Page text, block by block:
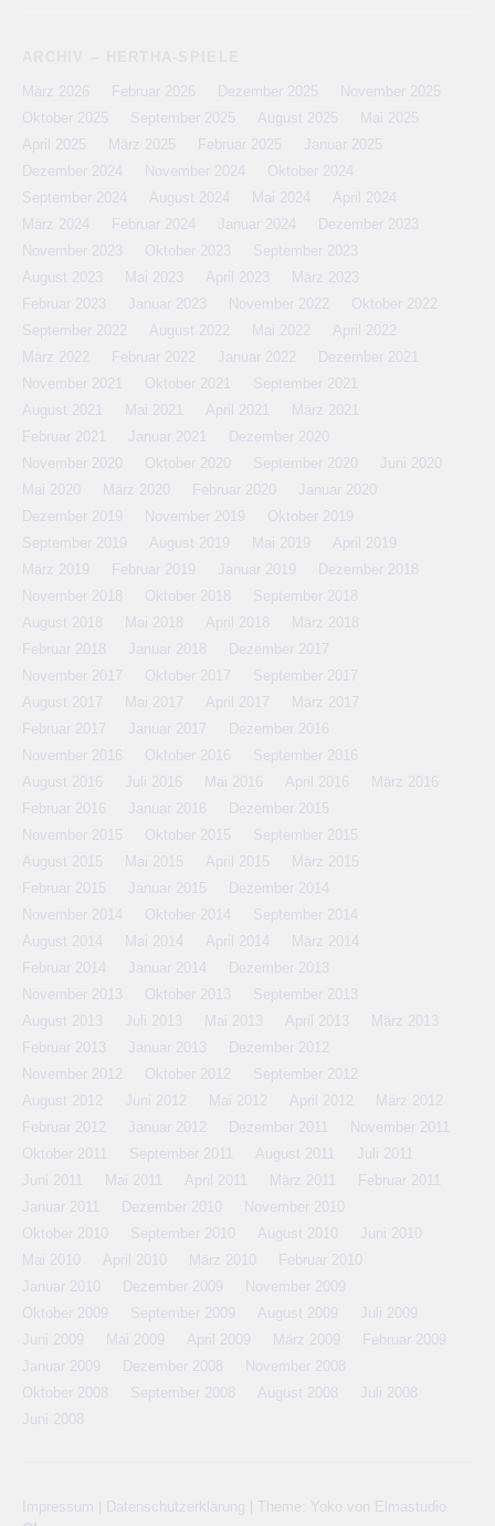
März 2026 Februar 2026 Dezember 2025
November 2025
Oktober 2025
September 2025 August 2025
Mai 2025
April 2025
März 2025 Februar 2025
Januar 2025
Dezember 2024
November 2024
Oktober 2024
September 2024
August 2024 Mai 2024
April 2024
März 2024
Februar 2024 Januar 2024
Dezember 2023
November 2023
Oktober 2023
September 2023
August 2023
Mai 2023 April 2023
März 2023
Februar 2023
Januar 2023 November 2022
Oktober 2022
September 2022
August 2022 Mai 2022
April 2022
März 2022
Februar 2022 Januar 2022
Dezember 2021
November 2021
Oktober 2021
September 2021
August 2021
Mai 2021 April 2021
März 2021
Februar 2021
Januar 2021
Dezember 2020
November 2020
Oktober 2020 September 2020
Juni 2020
Mai 2020
März 2020 Februar 2020
Januar 2020
Dezember 2019
November 2019
Oktober 2019
September 2019
August 2019 Mai 2019
April 2019
März 2019
Februar 2019 Januar 2019
Dezember 2018
November 2018
Oktober 2018
September 2018
August 2018
Mai 2018 April 2018
März 2018
Februar 2018
Januar 2018
Dezember 2017
November 2017
Oktober 2017
September 2017
August 2017
Mai 2017 April 2017
März 2017
Februar 2017
Januar 2017
Dezember 2016
November 2016
Oktober 2016
September 2016
August 2016
Juli 2016 Mai 2016 April 2016
März 2016
Februar 2016
Januar 2016
Dezember 2015
November 2015
Oktober 2015
September 2015
August 2015
Mai 2015 April 2015
März 2015
Februar 2015
Januar 2015
Dezember 2014
November 2014
Oktober 2014
September 2014
August 2014
Mai 2014 April 2014
März 2014
Februar 2014
Januar 2014
Dezember 2013
November 2013
Oktober 2013
September 2013
August 2013
Juli 2013 Mai 2013 April 2013
März 2013
Februar 2013
Januar 2013
Dezember 2012
November 2012
Oktober 2012
September 2012
August 2012
Juni 2012 Mai 2012 April 2012
März 2012
Februar 2012
Januar 2012 Dezember 2011
November 2011
Oktober 2011
September 2011 August 2011
Juli 2011
Juni 2011
Mai 2011 April 2011 März 2011
Februar 2011
Januar 2011
Dezember 2010
November 2010
Oktober 2010
September 2010 August 2010
Juni 2010
Mai 2010
April 2010 März 2010
Februar 2010
Januar 2010
Dezember 2009
November 2009
Oktober 2009
September 2009 August 2009
Juli 2009
Juni 2009
Mai 2009 April 2009 März 2009
Februar 2009
Januar 2009
Dezember 2008
November 2008
Oktober 2008
September 2008 August 2008
Juli 2008
Juni 2008
Impressum Datenschutzerklärung Theme: Yoko von Elmastudio